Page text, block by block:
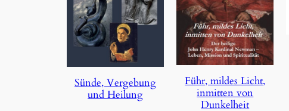
Sünde, Vergebung
und Heilung
Führ, mildes Licht,
inmitten von
Dunkelheit